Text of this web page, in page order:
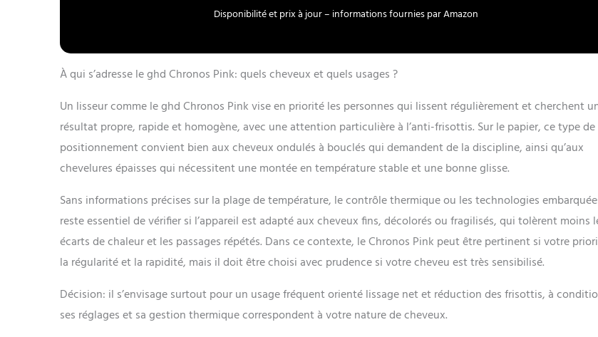
Disponibilité et prix à jour – informations fournies par Amazon
À qui s’adresse le ghd Chronos Pink: quels cheveux et quels usages ?
Un lisseur comme le ghd Chronos Pink vise en priorité les personnes qui lissent régulièrement et cherchent
résultat propre, rapide et homogène, avec une attention particulière à l’anti-frisottis. Sur le papier, ce type de
positionnement convient bien aux cheveux ondulés à bouclés qui demandent de la discipline, ainsi qu’aux
chevelures épaisses qui nécessitent une montée en température stable et une bonne glisse.
Sans informations précises sur la plage de température, le contrôle thermique ou les technologies
reste essentiel de vérifier si l’appareil est adapté aux cheveux fins, décolorés ou fragilisés, qui tolèrent moins
écarts de chaleur et les passages répétés. Dans ce contexte, le Chronos Pink peut être pertinent si votre
la régularité et la rapidité, mais il doit être choisi avec prudence si votre cheveu est très sensibilisé.
Décision: il s’envisage surtout pour un usage fréquent orienté lissage net et réduction des frisottis, à
ses réglages et sa gestion thermique correspondent à votre nature de cheveux.